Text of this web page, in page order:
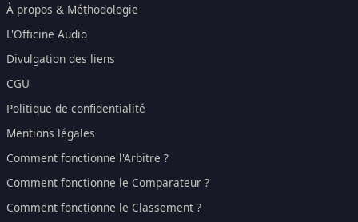
À propos & Méthodologie
L'Officine Audio
Divulgation des liens
CGU
Politique de confidentialité
Mentions légales
Comment fonctionne l'Arbitre ?
Comment fonctionne le Comparateur ?
Comment fonctionne le Classement ?